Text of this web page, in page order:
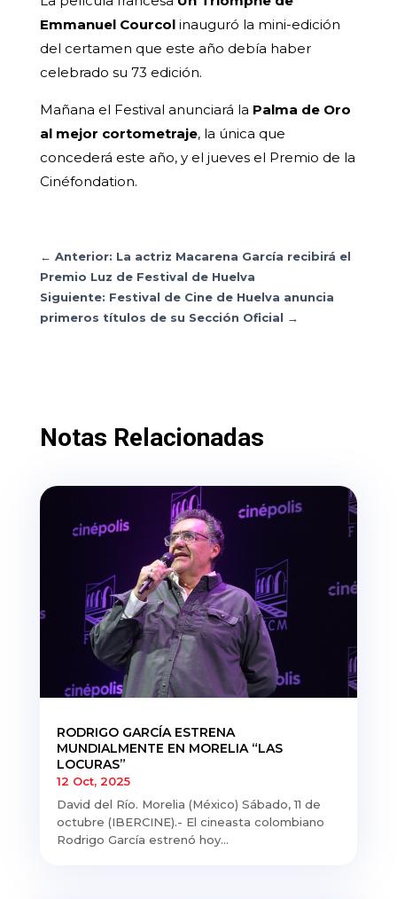
Emmanuel Courcolinauguró la mini-edición
del certamen que este año debía haber
celebrado su 73 edición.
Mañana el Festival anunciará la Palma de Oro
al mejor cortometraje, la única que
concederá este año, y el jueves el Premio de la
Cinéfondation.
← Anterior: La actriz Macarena García recibirá el
Premio Luz de Festival de Huelva
Siguiente: Festival de Cine de Huelva anuncia
primeros títulos de su Sección Oficial →
Notas Relacionadas
RODRIGO GARCÍA ESTRENA
MUNDIALMENTE EN MORELIA “LAS
LOCURAS”
12 Oct, 2025
David del Río. Morelia (México) Sábado, 11 de
octubre (IBERCINE).- El cineasta colombiano
Rodrigo García estrenó hoy...